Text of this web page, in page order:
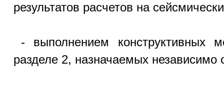
результатов расчетов на
- выполнением конструктивных
разделе 2, назначаемых независимо